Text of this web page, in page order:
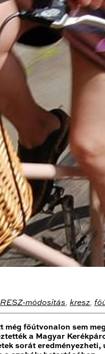
módosítás, kresz,
főútvonalon sem
a Magyar
sorát eredményezheti,